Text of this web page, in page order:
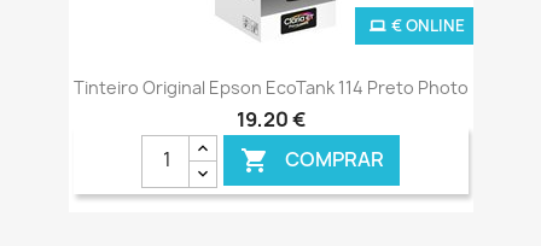
Tinteiro Original Epson EcoTank 114 Preto Photo
19,20 €
 COMPRAR
€ ONLINE